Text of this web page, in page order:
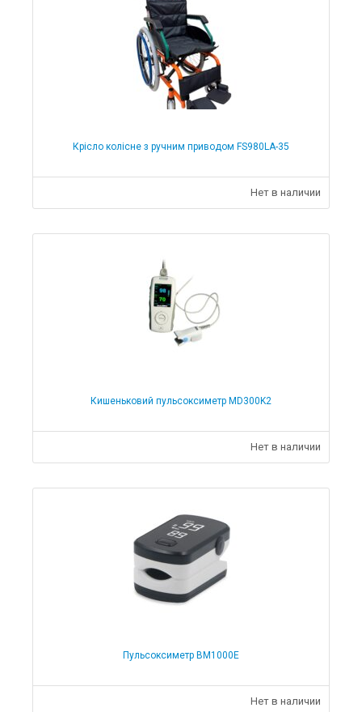
Крісло колісне з ручним приводом FS980LA-35
Нет в наличии
Кишеньковий пульсоксиметр MD300K2
Нет в наличии
Пульсоксиметр BM1000E
Нет в наличии